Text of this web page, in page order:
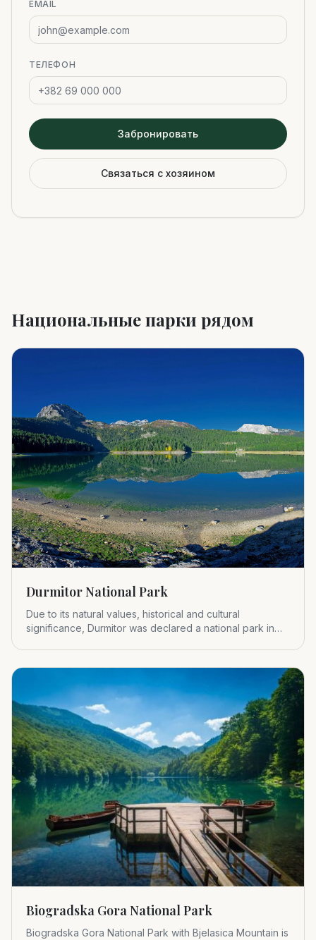
EMAIL
ТЕЛЕФОН
Забронировать
Связаться с хозяином
Национальные парки рядом
Durmitor National Park
Due to its natural values, historical and cultural
significance, Durmitor was declared a national park in
Biogradska Gora National Park
Biogradska Gora National Park with Bjelasica Mountain is